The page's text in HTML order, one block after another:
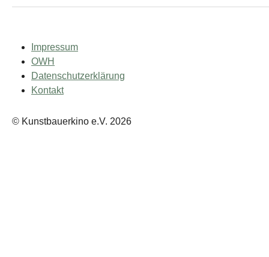
Impressum
OWH
Datenschutzerklärung
Kontakt
© Kunstbauerkino e.V. 2026